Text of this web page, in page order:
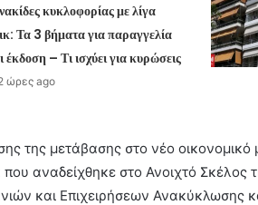
κυκλοφορίας με λίγα
Τα 3 βήματα για παραγγελία
έκδοση – Τι ισχύει για κυρώσεις
ώρες ago
της μετάβασης στο νέο οικονομικό
αναδείχθηκε στο Ανοιχτό Σκέλος
και Επιχειρήσεων Ανακύκλωσης